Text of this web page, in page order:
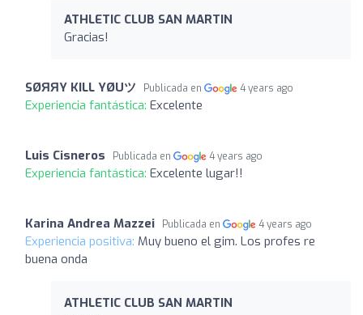
ATHLETIC CLUB SAN MARTIN
Gracias!
SØЯЯY KILL YØUツ Publicada en 4 years ago
Experiencia fantástica: Excelente
Luis Cisneros Publicada en 4 years ago
Experiencia fantástica: Excelente lugar!!
Karina Andrea Mazzei Publicada en 4 years ago
Experiencia positiva: Muy bueno el gim. Los profes re
buena onda
ATHLETIC CLUB SAN MARTIN